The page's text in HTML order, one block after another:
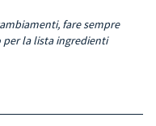
fare sempre
la lista ingredienti